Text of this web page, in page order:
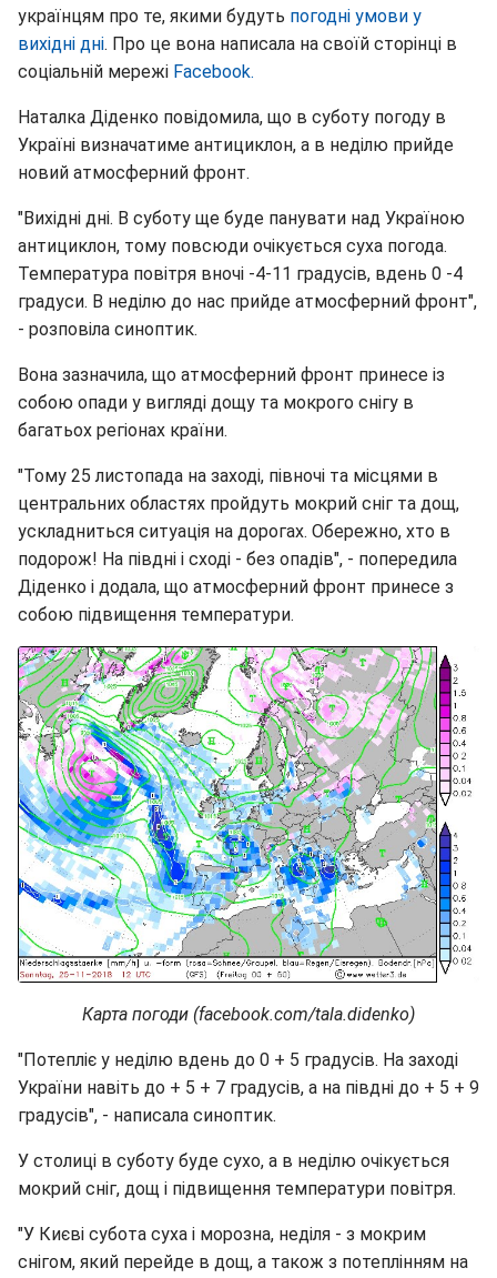
українцям про те, якими будуть погодні умови у
вихідні дні. Про це вона написала на своїй сторінці в
соціальній мережі Facebook.
Наталка Діденко повідомила, що в суботу погоду в
Україні визначатиме антициклон, а в неділю прийде
новий атмосферний фронт.
"Вихідні дні. В суботу ще буде панувати над Україною
антициклон, тому повсюди очікується суха погода.
Температура повітря вночі -4-11 градусів, вдень 0 -4
градуси. В неділю до нас прийде атмосферний фронт",
- розповіла синоптик.
Вона зазначила, що атмосферний фронт принесе із
собою опади у вигляді дощу та мокрого снігу в
багатьох регіонах країни.
"Тому 25 листопада на заході, півночі та місцями в
центральних областях пройдуть мокрий сніг та дощ,
ускладниться ситуація на дорогах. Обережно, хто в
подорож! На півдні і сході - без опадів", - попередила
Діденко і додала, що атмосферний фронт принесе з
собою підвищення температури.
Карта погоди (facebook.com/tala.didenko)
"Потепліє у неділю вдень до 0 + 5 градусів. На заході
України навіть до + 5 + 7 градусів, а на півдні до + 5 + 9
градусів", - написала синоптик.
У столиці в суботу буде сухо, а в неділю очікується
мокрий сніг, дощ і підвищення температури повітря.
"У Києві субота суха і морозна, неділя - з мокрим
снігом, який перейде в дощ, а також з потеплінням на